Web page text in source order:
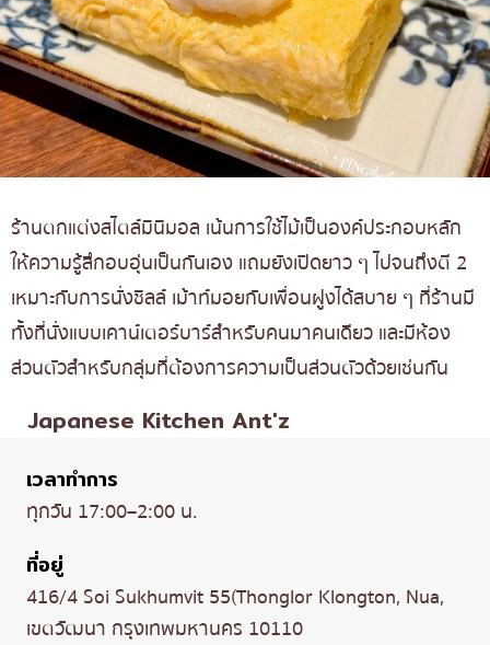
ร้านตกแต่งสไตล์มินิมอล เน้นการใช้ไม้เป็นองค์ประกอบหลัก
ให้ความรู้สึกอบอุ่นเป็นกันเอง แถมยังเปิดยาว ๆ ไปจนถึงตี 2
เหมาะกับการนั่งชิลล์ เม้าท์มอยกับเพื่อนฝูงได้สบาย ๆ ที่ร้านมี
ทั้งที่นั่งแบบเคาน์เตอร์บาร์สำหรับคนมาคนเดียว และมีห้อง
ส่วนตัวสำหรับกลุ่มที่ต้องการความเป็นส่วนตัวด้วยเช่นกัน
Japanese Kitchen Ant'z
เวลาทำการ
ทุกวัน 17:00–2:00 น.
ที่อยู่
416/4 Soi Sukhumvit 55(Thonglor Klongton, Nua,
เขตวัฒนา กรุงเทพมหานคร 10110